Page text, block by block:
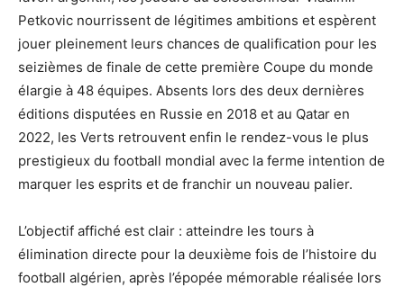
Petkovic nourrissent de légitimes ambitions et espèrent
jouer pleinement leurs chances de qualification pour les
seizièmes de finale de cette première Coupe du monde
élargie à 48 équipes. Absents lors des deux dernières
éditions disputées en Russie en 2018 et au Qatar en
2022, les Verts retrouvent enfin le rendez-vous le plus
prestigieux du football mondial avec la ferme intention de
marquer les esprits et de franchir un nouveau palier.
L’objectif affiché est clair : atteindre les tours à
élimination directe pour la deuxième fois de l’histoire du
football algérien, après l’épopée mémorable réalisée lors